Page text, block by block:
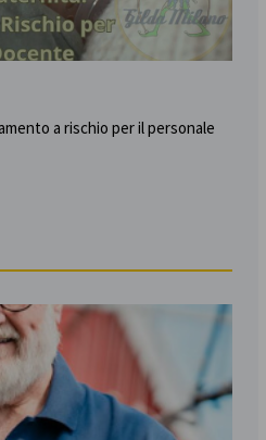
a rischio per il personale